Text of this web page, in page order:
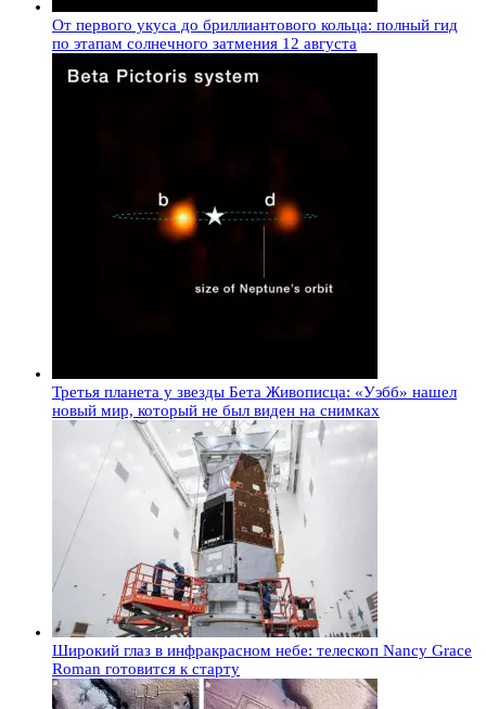
От первого укуса до бриллиантового кольца: полный гид
по этапам солнечного затмения 12 августа
Третья планета у звезды Бета Живописца: «Уэбб» нашел
новый мир, который не был виден на снимках
Широкий глаз в инфракрасном небе: телескоп Nancy Grace
Roman готовится к старту